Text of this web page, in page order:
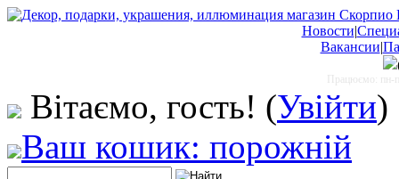
Новости|
Вакансии|
Працюємо: пн-
Вітаємо, гость! (Увійти)
Ваш кошик: порожній